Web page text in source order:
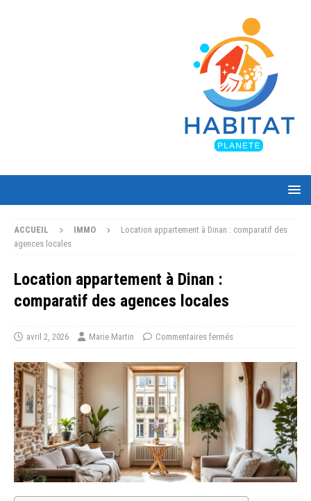
ACCUEIL IMMO
Location appartement à Dinan : comparatif des
agences locales
Location appartement à Dinan :
comparatif des agences locales
avril 2, 2026 Marie Martin Commentaires fermés